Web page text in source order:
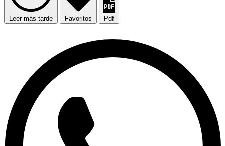
Leer más tarde Favoritos Pdf